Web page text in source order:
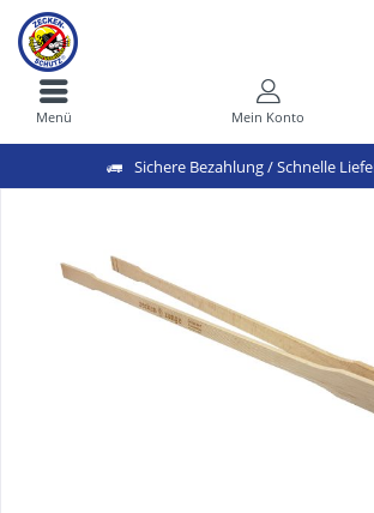
Sichere Bezahlung / Schnelle
Mein Konto
Menü